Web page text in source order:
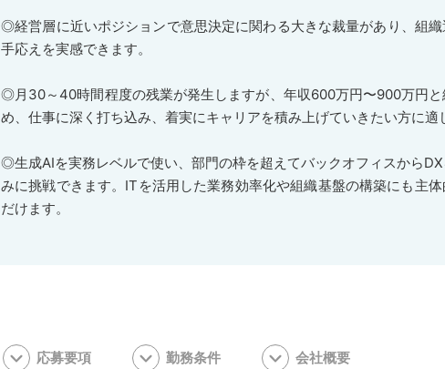
◎経営層に近いポジションで意思決定に関わる大きな裁量があり、組織
手応えを実感できます。
◎月30～40時間程度の残業が発生しますが、年収600万円〜900万円と
め、仕事に深く打ち込み、着実にキャリアを積み上げていきたい方に適
◎生成AIを実務レベルで使い、部門の枠を超えてバックオフィスから
みに挑戦できます。ITを活用した業務効率化や組織基盤の構築にも主
だけます。
応募要項 勤務条件 会社概要